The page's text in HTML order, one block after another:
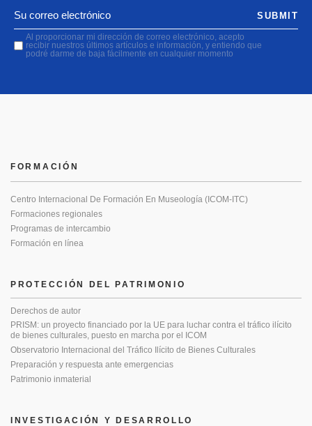
Al proporcionar mi dirección de correo electrónico, acepto
recibir nuestros últimos artículos e información, y entiendo que
podré darme de baja fácilmente en cualquier momento
SUBMIT
PROTECCIÓN DEL PATRIMONIO
Derechos de autor
PRISM: un proyecto financiado por la UE para luchar contra el tráfico ilícito
de bienes culturales, puesto en marcha por el ICOM
Observatorio Internacional del Tráfico Ilícito de Bienes Culturales
Preparación y respuesta ante emergencias
Patrimonio inmaterial
FORMACIÓN
Centro Internacional De Formación En Museología (ICOM-ITC)
Formaciones regionales
Programas de intercambio
Formación en línea
INVESTIGACIÓN Y DESARROLLO